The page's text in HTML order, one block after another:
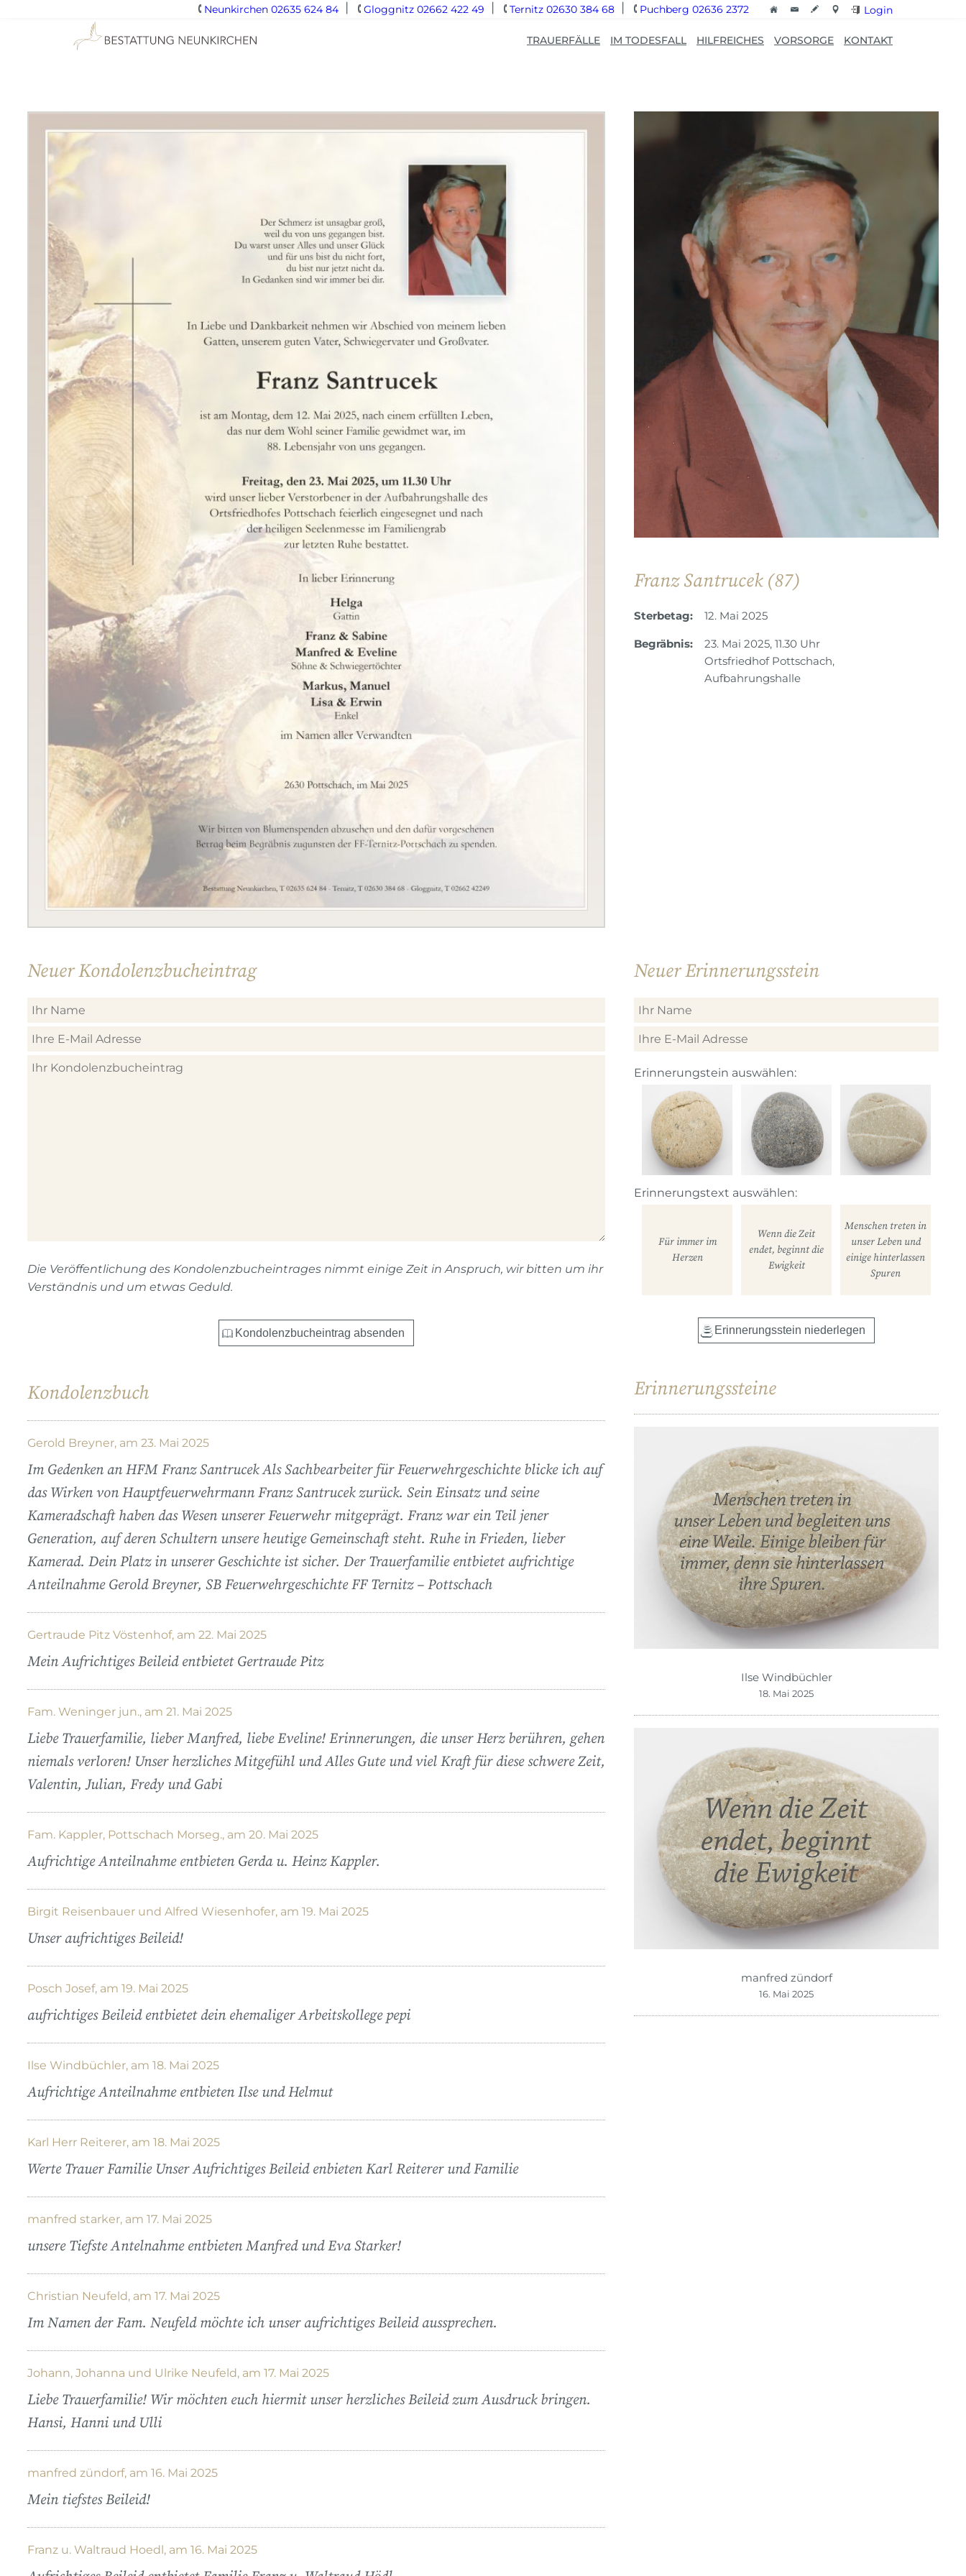
Neunkirchen 02635 624 84 Gloggnitz 02662 422 49 Ternitz 02630 384 68 Puchberg 02636 2372 Login
TRAUERFÄLLE IM TODESFALL HILFREICHES VORSORGE KONTAKT
Franz Santrucek (87)
Sterbetag: 12. Mai 2025
Begräbnis:
23. Mai 2025, 11.30 Uhr
Ortsfriedhof Pottschach,
Aufbahrungshalle
Neuer Kondolenzbucheintrag
Die Veröffentlichung des Kondolenzbucheintrages nimmt einige Zeit in Anspruch, wir bitten um ihr
Verständnis und um etwas Geduld.
Kondolenzbuch
Gerold Breyner, am 23. Mai 2025
Im Gedenken an HFM Franz Santrucek Als Sachbearbeiter für Feuerwehrgeschichte blicke ich auf
das Wirken von Hauptfeuerwehrmann Franz Santrucek zurück. Sein Einsatz und seine
Kameradschaft haben das Wesen unserer Feuerwehr mitgeprägt. Franz war ein Teil jener
Generation, auf deren Schultern unsere heutige Gemeinschaft steht. Ruhe in Frieden, lieber
Kamerad. Dein Platz in unserer Geschichte ist sicher. Der Trauerfamilie entbietet aufrichtige
Anteilnahme Gerold Breyner, SB Feuerwehrgeschichte FF Ternitz – Pottschach
Gertraude Pitz Vöstenhof, am 22. Mai 2025
Mein Aufrichtiges Beileid entbietet Gertraude Pitz
Fam. Weninger jun., am 21. Mai 2025
Liebe Trauerfamilie, lieber Manfred, liebe Eveline! Erinnerungen, die unser Herz berühren, gehen
niemals verloren! Unser herzliches Mitgefühl und Alles Gute und viel Kraft für diese schwere Zeit,
Valentin, Julian, Fredy und Gabi
Fam. Kappler, Pottschach Morseg., am 20. Mai 2025
Aufrichtige Anteilnahme entbieten Gerda u. Heinz Kappler.
Birgit Reisenbauer und Alfred Wiesenhofer, am 19. Mai 2025
Unser aufrichtiges Beileid!
Posch Josef, am 19. Mai 2025
aufrichtiges Beileid entbietet dein ehemaliger Arbeitskollege pepi
Ilse Windbüchler, am 18. Mai 2025
Aufrichtige Anteilnahme entbieten Ilse und Helmut
Karl Herr Reiterer, am 18. Mai 2025
Werte Trauer Familie Unser Aufrichtiges Beileid enbieten Karl Reiterer und Familie
manfred starker, am 17. Mai 2025
unsere Tiefste Antelnahme entbieten Manfred und Eva Starker!
Christian Neufeld, am 17. Mai 2025
Im Namen der Fam. Neufeld möchte ich unser aufrichtiges Beileid aussprechen.
Johann, Johanna und Ulrike Neufeld, am 17. Mai 2025
Liebe Trauerfamilie! Wir möchten euch hiermit unser herzliches Beileid zum Ausdruck bringen.
Hansi, Hanni und Ulli
manfred zündorf, am 16. Mai 2025
Mein tiefstes Beileid!
Franz u. Waltraud Hoedl, am 16. Mai 2025
Neuer Erinnerungsstein
Erinnerungstein auswählen:
Erinnerungstext auswählen:
Für immer im
Herzen
Wenn die Zeit
endet, beginnt die
Ewigkeit
Menschen treten in
unser Leben und
einige hinterlassen
Spuren
Erinnerungssteine
Ilse Windbüchler
18. Mai 2025
manfred zündorf
16. Mai 2025